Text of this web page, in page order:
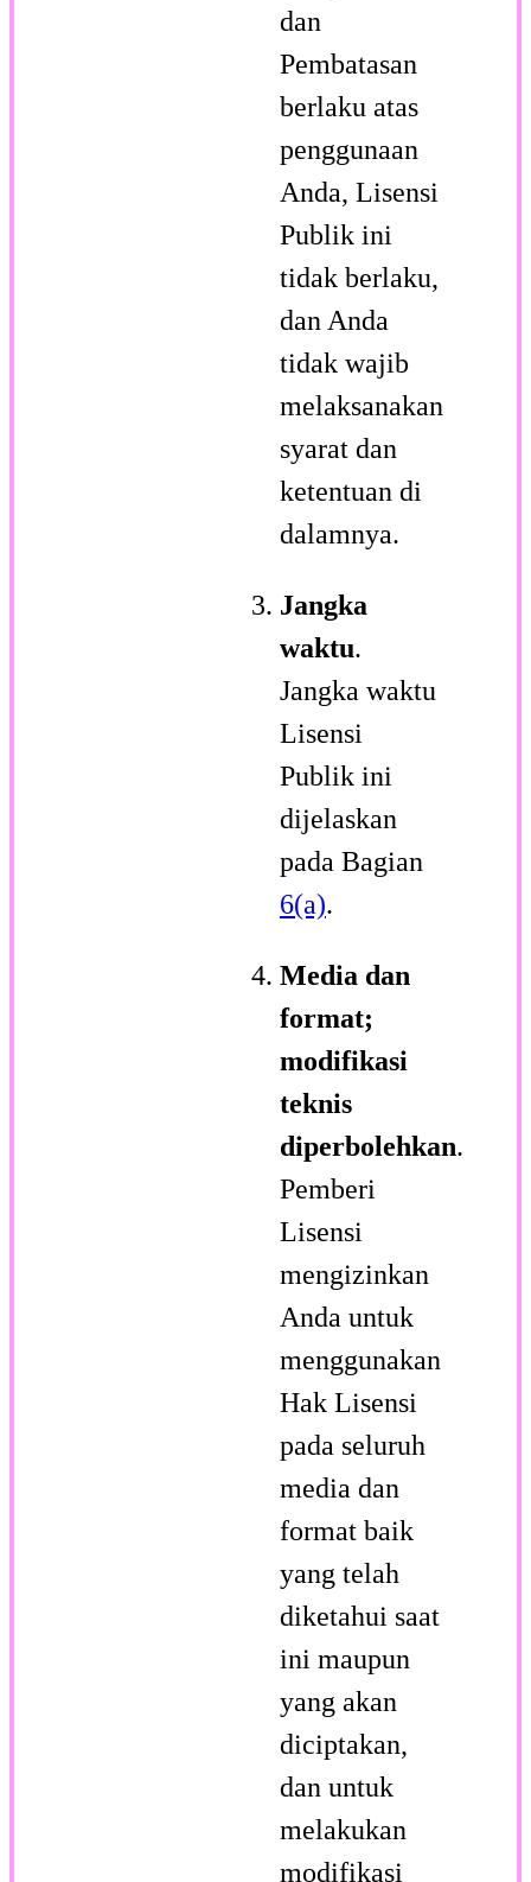
dan
Pembatasan
berlaku atas
penggunaan
Anda, Lisensi
Publik ini
tidak berlaku,
dan Anda
tidak wajib
melaksanakan
syarat dan
ketentuan di
dalamnya.
Jangka
waktu.
Jangka waktu
Lisensi
Publik ini
dijelaskan
pada Bagian
6(a).
Media dan
format;
modifikasi
teknis
diperbolehkan.
Pemberi
Lisensi
mengizinkan
Anda untuk
menggunakan
Hak Lisensi
pada seluruh
media dan
format baik
yang telah
diketahui saat
ini maupun
yang akan
diciptakan,
dan untuk
melakukan
modifikasi